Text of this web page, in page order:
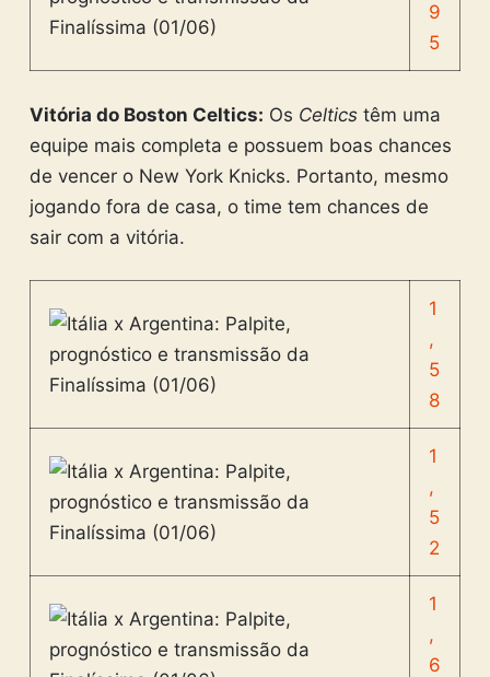
9
5
Vitória do Boston Celtics: Os Celticstêm uma
equipe mais completa e possuem boas chances
de vencer o New York Knicks. Portanto, mesmo
jogando fora de casa, o time tem chances de
sair com a vitória.
1
,
5
8
1
,
5
2
1
,
6